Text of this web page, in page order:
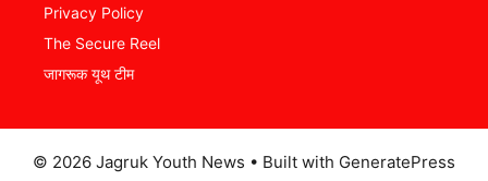
Privacy Policy
The Secure Reel
जागरूक यूथ टीम
© 2026 Jagruk Youth News • Built with GeneratePress